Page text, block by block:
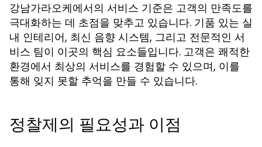
강남가라오케에서의 서비스 기준은 고객의 만족도를
극대화하는 데 초점을 맞추고 있습니다. 기품 있는 실
내 인테리어, 최신 음향 시스템, 그리고 전문적인 서
비스 팀이 이곳의 핵심 요소들입니다. 고객은 쾌적한
환경에서 최상의 서비스를 경험할 수 있으며, 이를
통해 잊지 못할 추억을 만들 수 있습니다.
정찰제의 필요성과 이점